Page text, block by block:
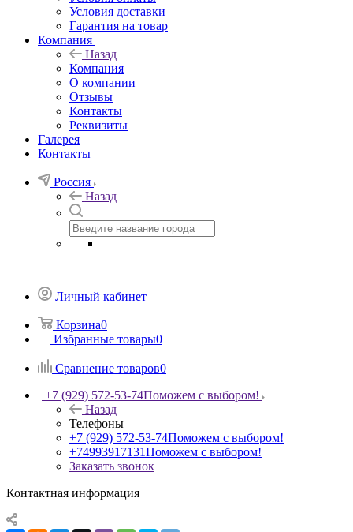
Условия доставки
Гарантия на товар
Компания
Назад
Компания
О компании
Отзывы
Контакты
Реквизиты
Галерея
Контакты
Россия
Назад
Личный кабинет
Корзина0
Избранные товары0
Сравнение товаров0
+7 (929) 572-53-74Поможем с выбором!
Назад
Телефоны
+7 (929) 572-53-74Поможем с выбором!
+74993917131Поможем с выбором!
Заказать звонок
Контактная информация